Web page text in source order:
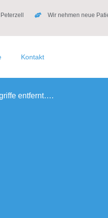
Wir nehmen neue
Kontakt
entfernt….